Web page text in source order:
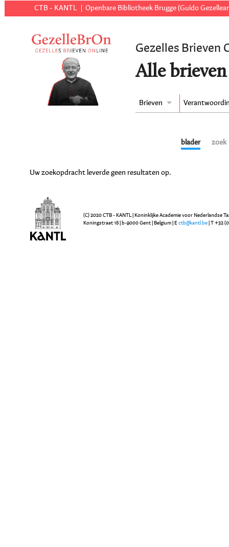
CTB - KANTL Openbare Bibliotheek Brugge (Guido
Gezelles Brieven
Alle brieven
Brieven
blader zoek
Uw zoekopdracht leverde geen resultaten op.
(C) 2020 CTB - KANTL | Koninklijke Academie voor Nederlandse
Koningstraat 18 | b-9000 Gent | Belgium | E ctb@kantl.be | T +32